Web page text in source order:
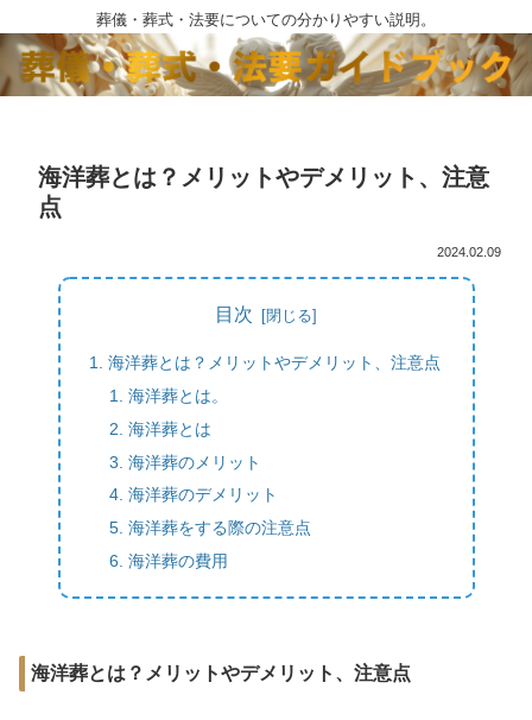
葬儀・葬式・法要についての分かりやすい説明。
海洋葬とは？メリットやデメリット、注意
点
2024.02.09
目次
海洋葬とは？メリットやデメリット、注意点
海洋葬とは。
海洋葬とは
海洋葬のメリット
海洋葬のデメリット
海洋葬をする際の注意点
海洋葬の費用
海洋葬とは？メリットやデメリット、注意点